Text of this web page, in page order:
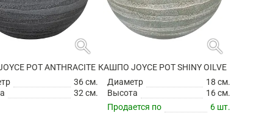
search
POT ANTHRACITE
36 см.
32 см.
search
КАШПО JOYCE POT SHINY OILVE
Диаметр
18 см.
Высота
16 см.
Продается по
6 шт.